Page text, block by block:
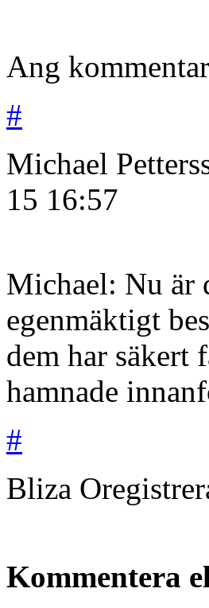
Ang
#
Michael
15 16:57
Michael: Nu är
egenmäktigt
dem har säkert
hamnade
#
Bliza
Kommentera